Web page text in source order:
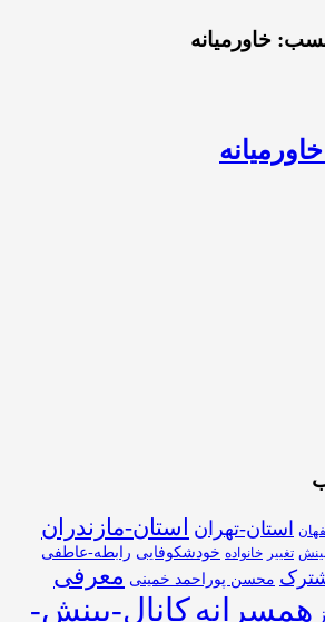
خاورمیانه
استان-تهران استان-مازندران
تغییر خانواده خودشکوفایی رابطه-عاطفی
محسن پوراحمد خمینی معرفی
همسرانهکانال-بینش-